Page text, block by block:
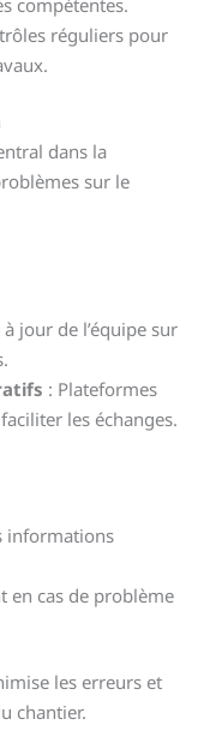
réguliers pour
dans la
sur le
jour de l’équipe sur
: Plateformes
les échanges.
informations
en cas de problème
les erreurs et
chantier.